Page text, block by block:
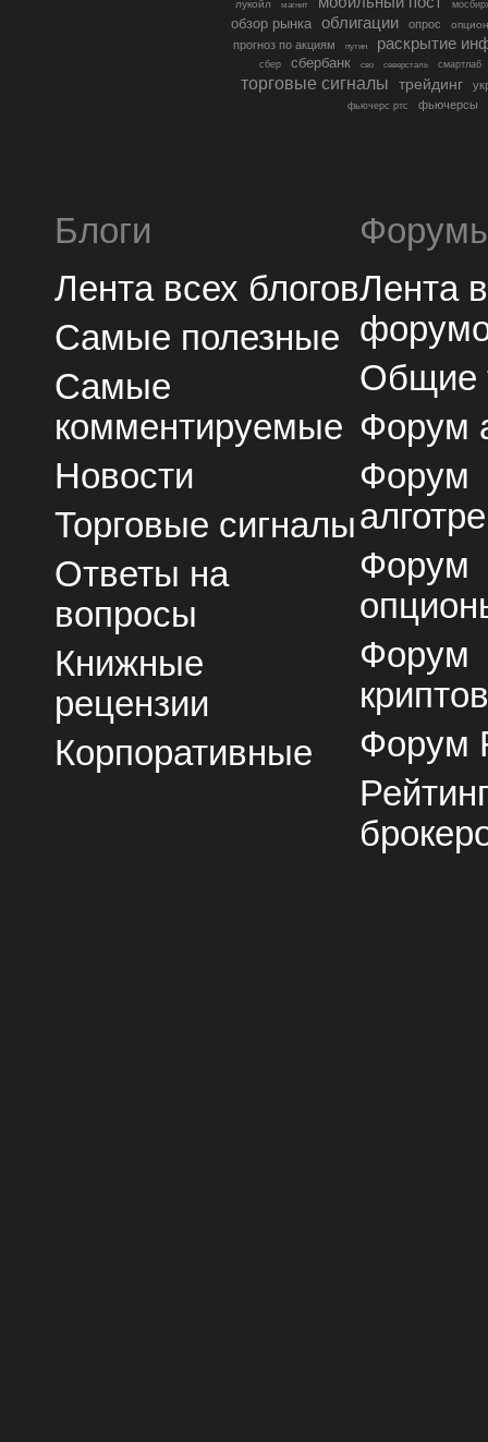
лукойл магнит
обзор рынка облигации опрос
прогноз по акциям путин раскрытие
сбер сбербанк сво северсталь смартлаб
торговые сигналы трейдинг
фьючерс ртс фьючерсы
Блоги
Лента всех блогов
Самые полезные
Самые
комментируемые
Новости
Торговые сигналы
Ответы на
вопросы
Книжные
рецензии
Корпоративные
Лента
Общие
Форум
Форум
Форум
Форум
Форум